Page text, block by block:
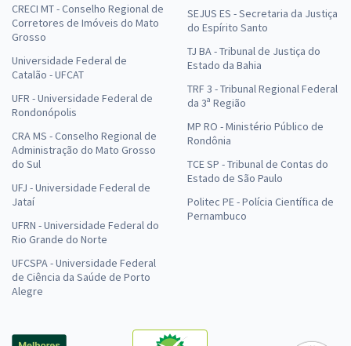
CRECI MT - Conselho Regional de
Corretores de Imóveis do Mato
Grosso
Universidade Federal de
Catalão - UFCAT
UFR - Universidade Federal de
Rondonópolis
CRA MS - Conselho Regional de
Administração do Mato Grosso
do Sul
UFJ - Universidade Federal de
Jataí
UFRN - Universidade Federal do
Rio Grande do Norte
UFCSPA - Universidade Federal
de Ciência da Saúde de Porto
Alegre
SEJUS ES - Secretaria da Justiça
do Espírito Santo
TJ BA - Tribunal de Justiça do
Estado da Bahia
TRF 3 - Tribunal Regional Federal
da 3ª Região
MP RO - Ministério Público de
Rondônia
TCE SP - Tribunal de Contas do
Estado de São Paulo
Politec PE - Polícia Científica de
Pernambuco